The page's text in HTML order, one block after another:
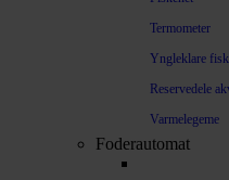
Termometer
Yngleklare fisk
Reservedele
Varmelegeme
Foderautomat